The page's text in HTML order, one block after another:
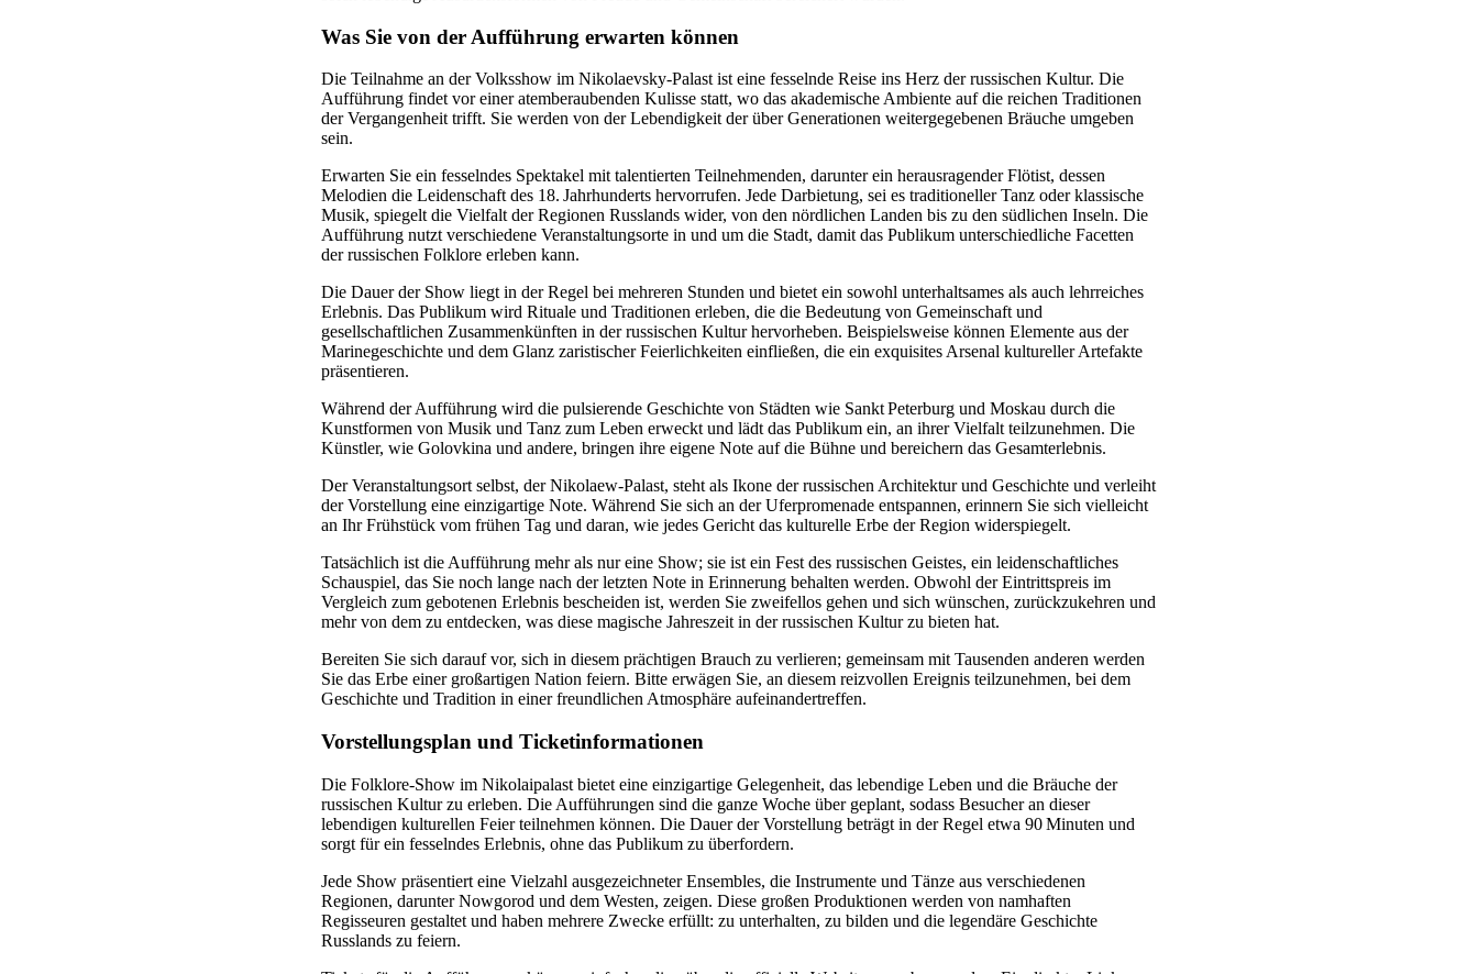
Was Sie von der Aufführung erwarten können
Die Teilnahme an der Volksshow im Nikolaevsky-Palast ist eine fesselnde Reise ins Herz der russischen Kultur. Die
Aufführung findet vor einer atemberaubenden Kulisse statt, wo das akademische Ambiente auf die reichen Traditionen
der Vergangenheit trifft. Sie werden von der Lebendigkeit der über Generationen weitergegebenen Bräuche umgeben
sein.
Erwarten Sie ein fesselndes Spektakel mit talentierten Teilnehmenden, darunter ein herausragender Flötist, dessen
Melodien die Leidenschaft des 18. Jahrhunderts hervorrufen. Jede Darbietung, sei es traditioneller Tanz oder klassische
Musik, spiegelt die Vielfalt der Regionen Russlands wider, von den nördlichen Landen bis zu den südlichen Inseln. Die
Aufführung nutzt verschiedene Veranstaltungsorte in und um die Stadt, damit das Publikum unterschiedliche Facetten
der russischen Folklore erleben kann.
Die Dauer der Show liegt in der Regel bei mehreren Stunden und bietet ein sowohl unterhaltsames als auch lehrreiches
Erlebnis. Das Publikum wird Rituale und Traditionen erleben, die die Bedeutung von Gemeinschaft und
gesellschaftlichen Zusammenkünften in der russischen Kultur hervorheben. Beispielsweise können Elemente aus der
Marinegeschichte und dem Glanz zaristischer Feierlichkeiten einfließen, die ein exquisites Arsenal kultureller Artefakte
präsentieren.
Während der Aufführung wird die pulsierende Geschichte von Städten wie Sankt Peterburg und Moskau durch die
Kunstformen von Musik und Tanz zum Leben erweckt und lädt das Publikum ein, an ihrer Viel­falt teilzunehmen. Die
Künstler, wie Golovkina und andere, bringen ihre eigene Note auf die Bühne und bereichern das Gesamterlebnis.
Der Veranstaltungsort selbst, der Nikolaew-Palast, steht als Ikone der russischen Architektur und Geschichte und verleiht
der Vorstellung eine einzigartige Note. Während Sie sich an der Uferpromenade entspannen, erinnern Sie sich vielleicht
an Ihr Frühstück vom frühen Tag und daran, wie jedes Gericht das kulturelle Erbe der Region widerspiegelt.
Tatsächlich ist die Aufführung mehr als nur eine Show; sie ist ein Fest des russischen Geistes, ein leidenschaftliches
Schauspiel, das Sie noch lange nach der letzten Note in Erinnerung behalten werden. Obwohl der Eintrittspreis im
Vergleich zum gebotenen Erlebnis bescheiden ist, werden Sie zweifellos gehen und sich wünschen, zurückzukehren und
mehr von dem zu entdecken, was diese magische Jahreszeit in der russischen Kultur zu bieten hat.
Bereiten Sie sich darauf vor, sich in diesem prächtigen Brauch zu verlieren; gemeinsam mit Tausenden anderen werden
Sie das Erbe einer großartigen Nation feiern. Bitte erwägen Sie, an diesem reizvollen Ereignis teilzunehmen, bei dem
Geschichte und Tradition in einer freundlichen Atmosphäre aufeinandertreffen.
Vorstellungsplan und Ticketinformationen
Die Folklore-Show im Nikolaipalast bietet eine einzigartige Gelegenheit, das lebendige Leben und die Bräuche der
russischen Kultur zu erleben. Die Aufführungen sind die ganze Woche über geplant, sodass Besucher an dieser
lebendigen kulturellen Feier teilnehmen können. Die Dauer der Vorstellung beträgt in der Regel etwa 90 Minuten und
sorgt für ein fesselndes Erlebnis, ohne das Publikum zu überfordern.
Jede Show präsentiert eine Vielzahl ausgezeichneter Ensembles, die Instrumente und Tänze aus verschiedenen
Regionen, darunter Nowgorod und dem Westen, zeigen. Diese großen Produktionen werden von namhaften
Regisseuren gestaltet und haben mehrere Zwecke erfüllt: zu unterhalten, zu bilden und die legendäre Geschichte
Russlands zu feiern.